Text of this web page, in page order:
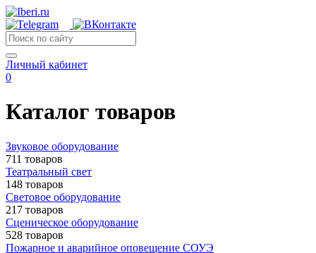
Личный кабинет
0
Каталог товаров
Звуковое оборудование
711 товаров
Театральный свет
148 товаров
Световое оборудование
217 товаров
Сценическое оборудование
528 товаров
Пожарное и аварийное оповещение СОУЭ